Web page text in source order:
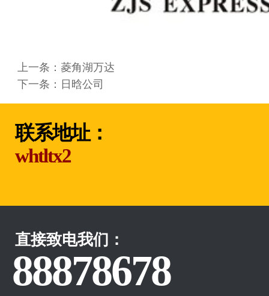
上一条： 菱角湖万达
下一条： 日晗公司
联系地址：
whtltx2
直接致电我们：
88878678